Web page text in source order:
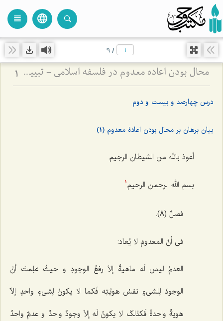
language
view_headline
/
9
محال بودن اعاده معدوم در فلسفه اسلامی - تبیین نسبت میان هویت، وجود و عدم در بازگشت اشیاء 1
درس چهارصد و بیست و دوم
بیان برهان بر محال بودن اعادۀ معدوم (1)
أعوذ بالله من الشیطان الرجیم
بسم الله الرحمن الرحیم‌ 1
فصلٌ (8).
فی أنَّ المعدومَ لا یُعاد:
العدمُ لیسَ لَه ماهیةٌ إلاّ رفعُ الوجودِ و حیثُ عَلِمتَ أنَّ
الوجودَ لِلشی‌ءٍ نفسُ هویَّتِه فَکما لا یکونُ لِشی‌ءٍ واحدٍ إلاّ
هویةٌ واحدةً فَکذلکَ لا یکونُ لَه إلاّ وجودٌ واحدٌ و عدمٌ واحدٌ